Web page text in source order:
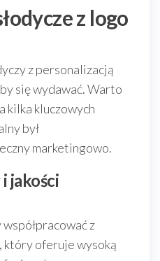
z logo
z personalizacją
się wydawać. Warto
kilka kluczowych
był
marketingowo.
jakości
z
który oferuje wysoką